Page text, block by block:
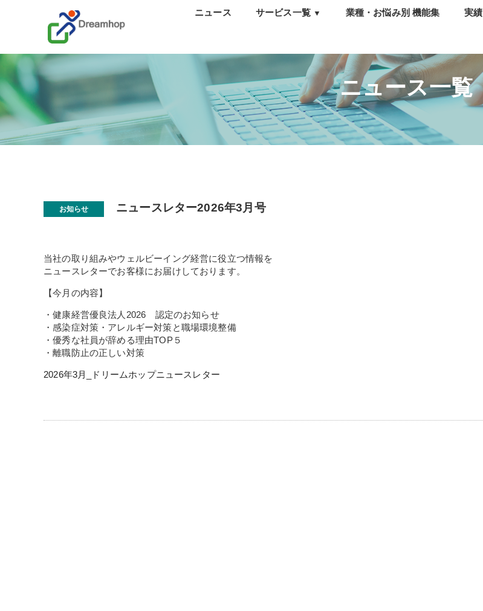
ニュース サービス一覧 ▼
ストレスチェック
カウンセリング・相談窓
口研修・e-learning
分析・報告会
離職防止サーベイ
業種・お悩み別 機能集 実績
ニュース一覧
お知らせ ニュースレター2026年3月号
当社の取り組みやウェルビーイング経営に役立つ情報を
ニュースレターでお客様にお届けしております。
【今月の内容】
・健康経営優良法人2026 認定のお知らせ
・感染症対策・アレルギー対策と職場環境整備
・優秀な社員が辞める理由TOP５
・離職防止の正しい対策
2026年3月_ドリームホップニュースレター